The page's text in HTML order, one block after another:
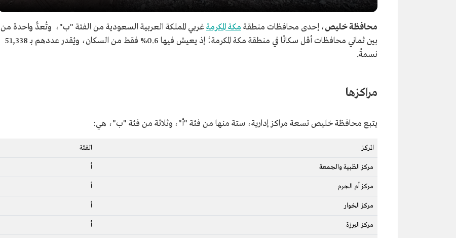
محافظة خليص، إحدى محافظات منطقة مكة المكرمةغربي المملكة العربية السعودية من الفئة "ب"، وتُعدُّ واحدة من
نسمةً.
مراكزها
يتبع محافظة خليص تسعة مراكز إدارية، ستة منها من فئة "أ"، وثلاثة من فئة "ب"، هي:
المركز الفئة
مركز الظبية والجمعة أ
مركز أم الجرم أ
مركز الخوار أ
مركز البرزة أ